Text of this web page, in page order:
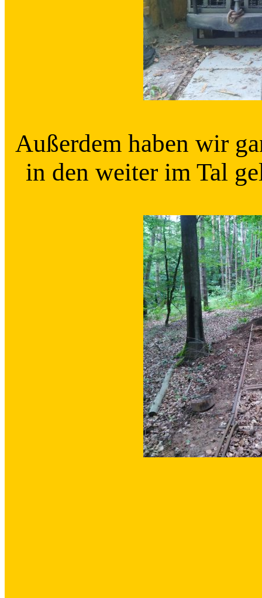
Außerdem haben wir
in den weiter im Tal